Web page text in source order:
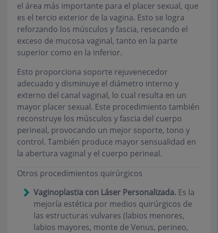
el área más importante para el placer sexual, que
es el tercio exterior de la vagina. Esto se logra
reforzando los músculos y fascia, resecando el
exceso de mucosa vaginal, tanto en la parte
superior como en la inferior.
Esto proporciona soporte rejuvenecedor
adecuado y disminuye el diámetro interno y
externo del canal vaginal, lo cual resulta en un
mayor placer sexual. Este procedimiento también
reconstruye los músculos y fascia del cuerpo
perineal, provocando un mejor soporte, tono y
control. También produce mayor sensualidad en
la abertura vaginal y el cuerpo perineal.
Otros procedimientos quirúrgicos
Vaginoplastia con Láser Personalizada. Es la
mejoría estética por medios quirúrgicos de
las estructuras vulvares (labios menores,
labios mayores, monte de Venus, perineo,